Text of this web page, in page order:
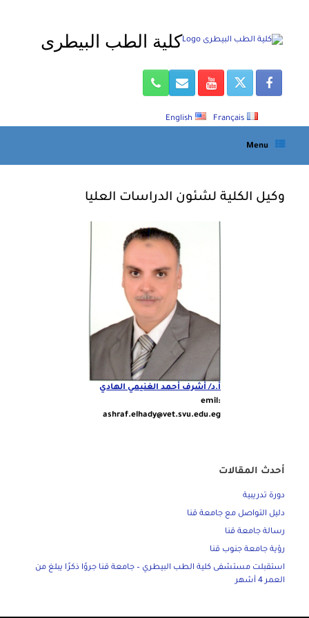
كلية الطب البيطرى
English Français
Menu
وكيل الكلية لشئون الدراسات العليا
أ.د/ أشرف أحمد الغنيمي الهادي
emil:
ashraf.elhady@vet.svu.edu.eg
أحدث المقالات
دورة تدريبية
دليل التواصل مع جامعة قنا
رسالة جامعة قنا
رؤية جامعة جنوب قنا
استقبلت مستشفى كلية الطب البيطري – جامعة قنا جروًا ذكرًا يبلغ من
العمر 4 أشهر